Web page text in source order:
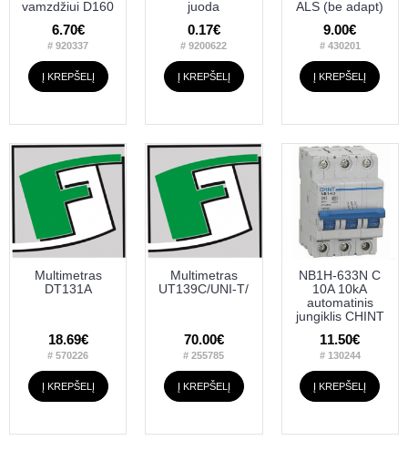
vamzdžiui D160
6.70€
# 920337
Į KREPŠELĮ
juoda
0.17€
# 9200622
Į KREPŠELĮ
ALS (be adapt)
9.00€
# 430201
Į KREPŠELĮ
Multimetras
DT131A
18.69€
# 570226
Į KREPŠELĮ
Multimetras
UT139C/UNI-T/
70.00€
# 255785
Į KREPŠELĮ
NB1H-633N C
10A 10kA
automatinis
jungiklis CHINT
11.50€
# 130244
Į KREPŠELĮ